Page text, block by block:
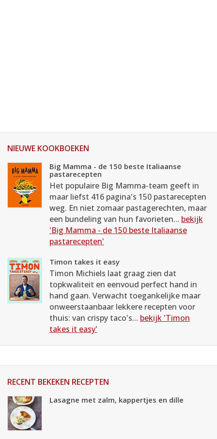
NIEUWE KOOKBOEKEN
Big Mamma - de 150 beste Italiaanse
pastarecepten
Het populaire Big Mamma-team geeft in
maar liefst 416 pagina's 150 pastarecepten
weg. En niet zomaar pastagerechten, maar
een bundeling van hun favorieten... bekijk
'Big Mamma - de 150 beste Italiaanse
pastarecepten'
Timon takes it easy
Timon Michiels laat graag zien dat
topkwaliteit en eenvoud perfect hand in
hand gaan. Verwacht toegankelijke maar
onweerstaanbaar lekkere recepten voor
thuis: van crispy taco's... bekijk 'Timon
takes it easy'
RECENT BEKEKEN RECEPTEN
Lasagne met zalm, kappertjes en dille